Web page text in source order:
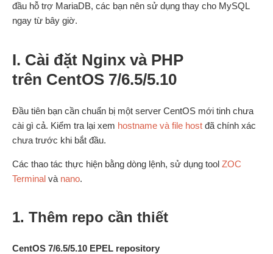
đầu hỗ trợ MariaDB, các bạn nên sử dụng thay cho MySQL
ngay từ bây giờ.
I. Cài đặt Nginx và PHP
trên CentOS 7/6.5/5.10
Đầu tiên bạn cần chuẩn bị một server CentOS mới tinh chưa
cài gì cả. Kiểm tra lại xem hostname và file host đã chính xác
chưa trước khi bắt đầu.
Các thao tác thực hiện bằng dòng lệnh, sử dụng tool ZOC
Terminal và nano.
1. Thêm repo cần thiết
CentOS 7/6.5/5.10 EPEL repository